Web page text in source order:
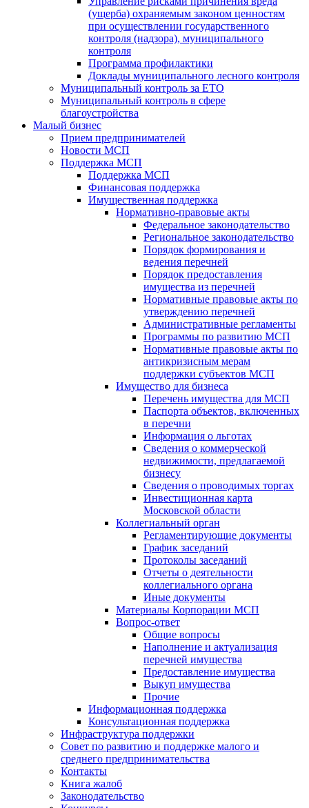
(ущерба) охраняемым законом ценностям
при осуществлении государственного
контроля (надзора), муниципального
контроля
Программа профилактики
Доклады муниципального лесного контроля
Муниципальный контроль за ЕТО
Муниципальный контроль в сфере
благоустройства
Малый бизнес
Прием предпринимателей
Новости МСП
Поддержка МСП
Поддержка МСП
Финансовая поддержка
Имущественная поддержка
Нормативно-правовые акты
Федеральное законодательство
Региональное законодательство
Порядок формирования и
ведения перечней
Порядок предоставления
имущества из перечней
Нормативные правовые акты по
утверждению перечней
Административные регламенты
Программы по развитию МСП
Нормативные правовые акты по
антикризисным мерам
поддержки субъектов МСП
Имущество для бизнеса
Перечень имущества для МСП
Паспорта объектов, включенных
в перечни
Информация о льготах
Сведения о коммерческой
недвижимости, предлагаемой
бизнесу
Сведения о проводимых торгах
Инвестиционная карта
Московской области
Коллегиальный орган
Регламентирующие документы
График заседаний
Протоколы заседаний
Отчеты о деятельности
коллегиального органа
Иные документы
Материалы Корпорации МСП
Вопрос-ответ
Общие вопросы
Наполнение и актуализация
перечней имущества
Предоставление имущества
Выкуп имущества
Прочие
Информационная поддержка
Консультационная поддержка
Инфраструктура поддержки
Совет по развитию и поддержке малого и
среднего предпринимательства
Контакты
Книга жалоб
Законодательство